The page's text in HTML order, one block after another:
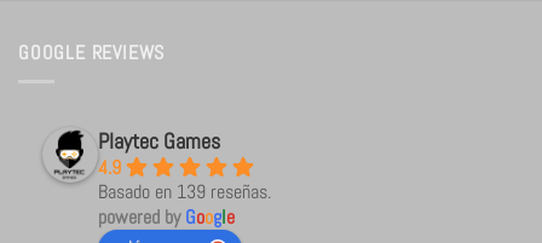
GOOGLE REVIEWS
Playtec Games
4.9
Basado en 139 reseñas.
powered byGoogle